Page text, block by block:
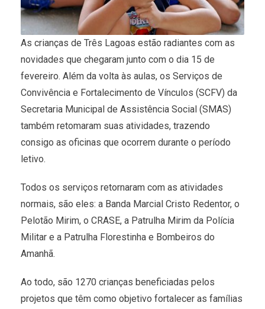
As crianças de Três Lagoas estão radiantes com as
novidades que chegaram junto com o dia 15 de
fevereiro. Além da volta às aulas, os Serviços de
Convivência e Fortalecimento de Vínculos (SCFV) da
Secretaria Municipal de Assistência Social (SMAS)
também retomaram suas atividades, trazendo
consigo as oficinas que ocorrem durante o período
letivo.
Todos os serviços retornaram com as atividades
normais, são eles: a Banda Marcial Cristo Redentor, o
Pelotão Mirim, o CRASE, a Patrulha Mirim da Polícia
Militar e a Patrulha Florestinha e Bombeiros do
Amanhã.
Ao todo, são 1270 crianças beneficiadas pelos
projetos que têm como objetivo fortalecer as famílias